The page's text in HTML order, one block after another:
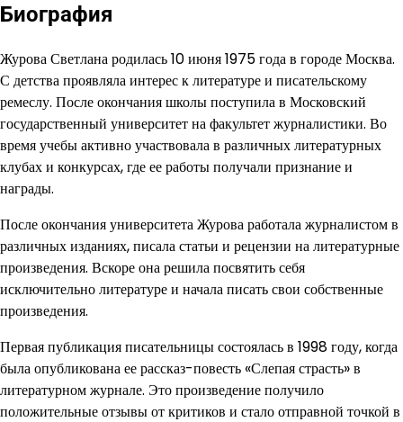
Биография
Журова Светлана родилась 10 июня 1975 года в городе Москва.
С детства проявляла интерес к литературе и писательскому
ремеслу. После окончания школы поступила в Московский
государственный университет на факультет журналистики. Во
время учебы активно участвовала в различных литературных
клубах и конкурсах, где ее работы получали признание и
награды.
После окончания университета Журова работала журналистом в
различных изданиях, писала статьи и рецензии на литературные
произведения. Вскоре она решила посвятить себя
исключительно литературе и начала писать свои собственные
произведения.
Первая публикация писательницы состоялась в 1998 году, когда
была опубликована ее рассказ-повесть «Слепая страсть» в
литературном журнале. Это произведение получило
положительные отзывы от критиков и стало отправной точкой в